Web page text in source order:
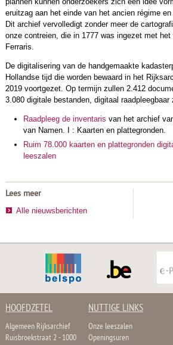
eruitzag aan het einde van het ancien régime
Dit archief vervolledigt zonder meer de
onze contreien, die in 1777 was ingezet met
Ferraris.
De digitalisering van de handgemaakte
Hollandse tijd die worden bewaard in het
2019 voortgezet. Op termijn zullen 2.412
3.080 digitale bestanden, digitaal raadpleegbaar
Raadpleeg de inventaris van het archief
van Namen. I : Kaarten en plattegronden.
Ruim 78.000 kaarten en plattegronden
leeszalen
Lees meer
Alle nieuwsberichten
HOOFDZETEL
Algemeen Rijksarchief
Ruisbroekstraat 2 - 1000
NUTTIGE LINKS
Onze leeszalen
Openingsuren